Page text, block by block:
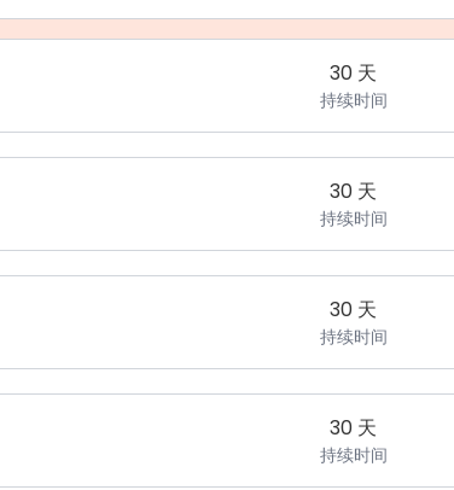
30 天
持续时间
30 天
持续时间
30 天
持续时间
30 天
持续时间